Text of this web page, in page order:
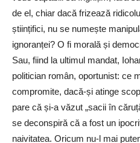
de el, chiar dacă frizează
științifici, nu se numește
ignoranței? O fi morală și
Sau, fiind la ultimul mandat,
politician român, oportunist: ce
compromite, dacă-și atinge
pare că și-a văzut „sacii în
se deconspiră că a fost un
naivitatea. Oricum nu-l mai